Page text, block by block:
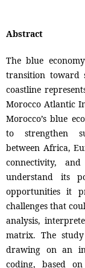
Abstract
The blue
transition toward
coastline
Morocco Atlantic
Morocco’s blue
to strengthen
between Africa,
connectivity,
understand its
opportunities it
challenges that
analysis,
matrix. The
drawing on an
coding, based